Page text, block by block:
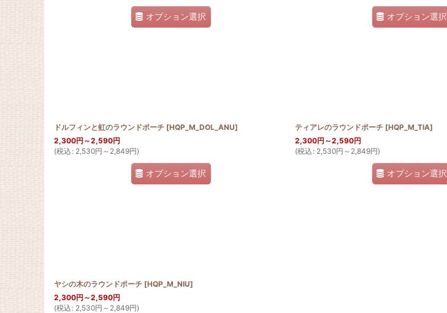
オプション選択 オプション選択
ドルフィンと虹のラウンドポーチ [HQP_M_DOL_ANU]
2,300円 ～2,590円
(税込 : 2,530円 ～2,849円)
オプション選択
ティアレのラウンドポーチ [HQP_M_TIA]
2,300円 ～2,590円
(税込 : 2,530円 ～2,849円)
オプション選択
ヤシの木のラウンドポーチ [HQP_M_NIU]
2,300円 ～2,590円
(税込 : 2,530円 ～2,849円)